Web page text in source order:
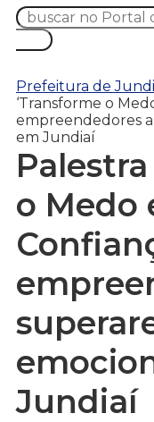
Prefeitura de
‘Transforme o
empreendedores
em Jundiaí
o Medo
Jundiaí